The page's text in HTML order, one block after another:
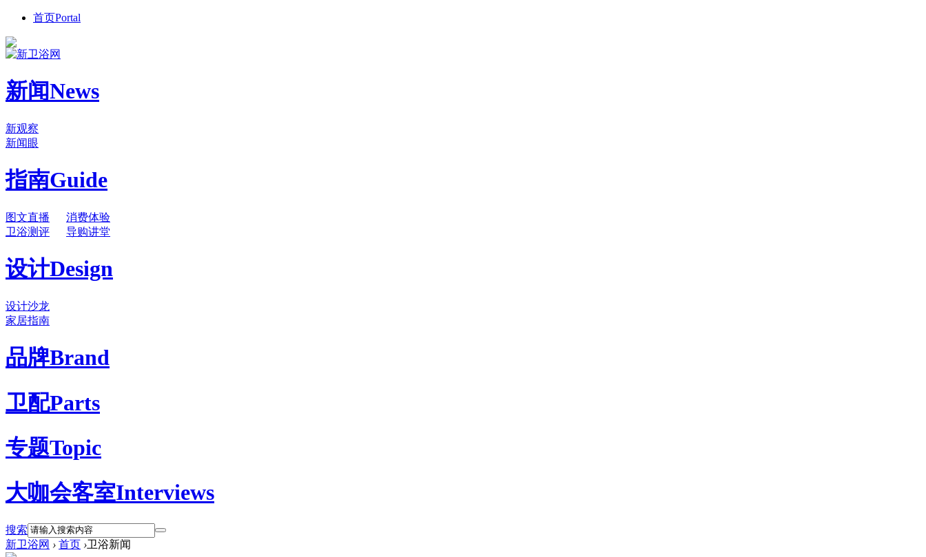
首页Portal
新闻News
新观察
新闻眼
指南Guide
图文直播
消费体验
卫浴测评
导购讲堂
设计Design
设计沙龙
家居指南
品牌Brand
卫配Parts
专题Topic
大咖会客室Interviews
搜索
新卫浴网 › 首页 ›卫浴新闻